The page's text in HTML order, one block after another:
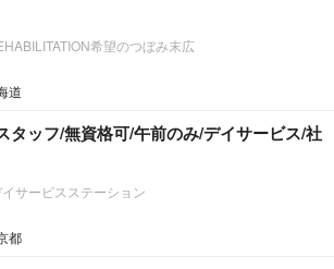
希望のつぼみ末広
道
タッフ/無資格可/午前のみ/デイサービス/社
サービスステーション
都